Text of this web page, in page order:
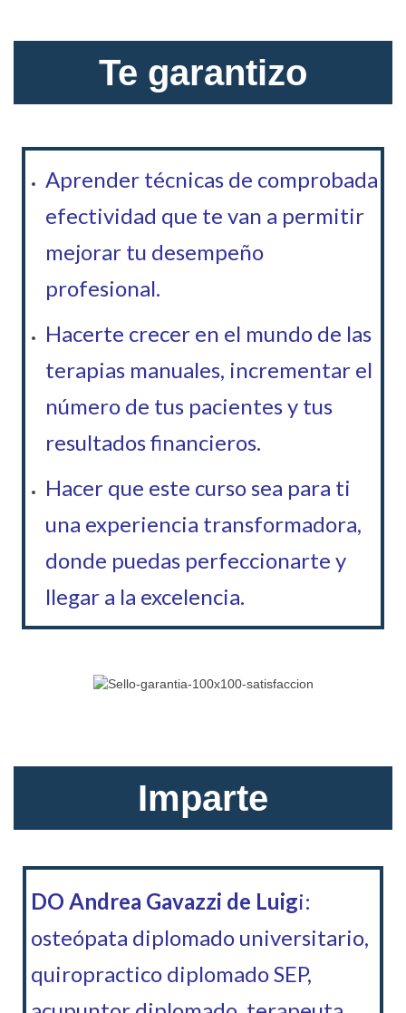
Te garantizo
Aprender técnicas de comprobada
efectividad que te van a permitir
mejorar tu desempeño
profesional.
Hacerte crecer en el mundo de las
terapias manuales, incrementar el
número de tus pacientes y tus
resultados financieros.
Hacer que este curso sea para ti
una experiencia transformadora,
donde puedas perfeccionarte y
llegar a la excelencia.
Imparte
DO Andrea Gavazzi de Luigi:
osteópata diplomado universitario,
quiropractico diplomado SEP,